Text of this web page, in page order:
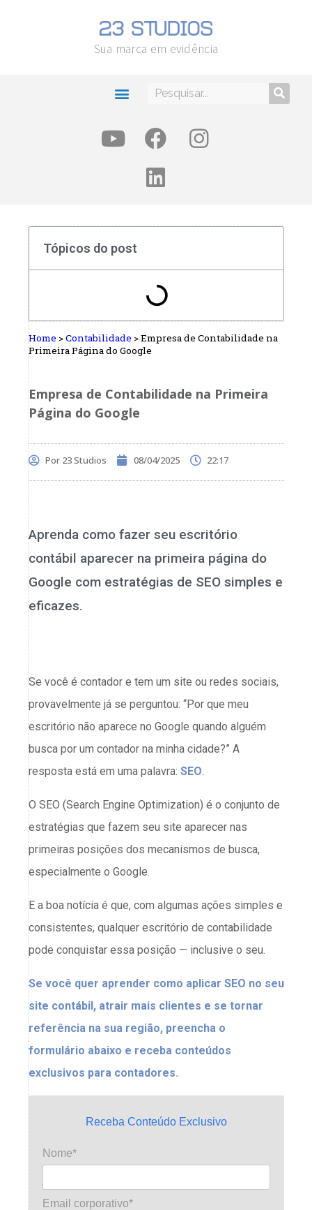
Sua marca em evidência
Tópicos do post
Home >Contabilidade >Empresa de Contabilidade na
Primeira Página do Google
Empresa de Contabilidade na Primeira
Página do Google
Por 23 Studios 08/04/2025 22:17
Aprenda como fazer seu escritório
contábil aparecer na primeira página do
Google com estratégias de SEO simples e
eficazes.
Se você é contador e tem um site ou redes sociais,
provavelmente já se perguntou: “Por que meu
escritório não aparece no Google quando alguém
busca por um contador na minha cidade?” A
resposta está em uma palavra: SEO
O SEO (Search Engine Optimization) é o conjunto de
estratégias que fazem seu site aparecer nas
primeiras posições dos mecanismos de busca,
especialmente o Google.
E a boa notícia é que, com algumas ações simples e
consistentes, qualquer escritório de contabilidade
pode conquistar essa posição — inclusive o seu.
Se você quer aprender como aplicar SEO no seu
site contábil, atrair mais clientes e se tornar
referência na sua região, preencha o
formulário abaixo e receba conteúdos
exclusivos para contadores.
Receba Conteúdo Exclusivo
Nome*
Email corporativo*